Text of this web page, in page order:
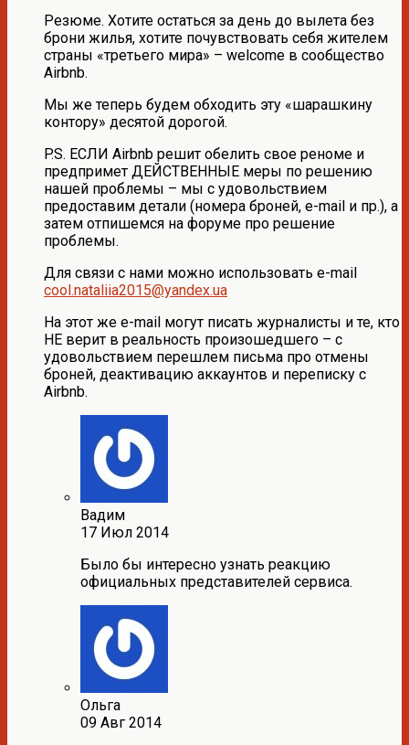
Резюме. Хотите остаться за день до вылета без
брони жилья, хотите почувствовать себя жителем
страны «третьего мира» – welcome в сообщество
Airbnb.
Мы же теперь будем обходить эту «шарашкину
контору» десятой дорогой.
P.S. ЕСЛИ Airbnb решит обелить свое реноме и
предпримет ДЕЙСТВЕННЫЕ меры по решению
нашей проблемы – мы с удовольствием
предоставим детали (номера броней, e-mail и пр.), а
затем отпишемся на форуме про решение
проблемы.
Для связи с нами можно использовать e-mail
cool.nataliia2015@yandex.ua
На этот же e-mail могут писать журналисты и те, кто
НЕ верит в реальность произошедшего – с
удовольствием перешлем письма про отмены
броней, деактивацию аккаунтов и переписку с
Airbnb.
Вадим
17 Июл 2014
Было бы интересно узнать реакцию
официальных представителей сервиса.
Ольга
09 Авг 2014